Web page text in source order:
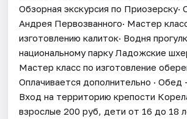
Обзорная экскурсия по Приозерску·
Андрея Первозванного· Мастер
изготовлению калиток· Водня
национальному парку Ладожские
Мастер класс по изготовление
Оплачивается дополнительно · Обед
Вход на территорию крепости
взрослые 200 руб, дети от 16 до 18